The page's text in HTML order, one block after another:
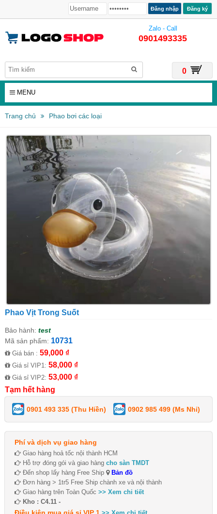
Đăng ký
Zalo - Call
0901493335
0
MENU
Trang chủ Phao bơi các loại
Phao Vịt Trong Suốt
Bảo hành: test
Mã sản phẩm: 10731
Giá bán : 59,000 ₫
Giá sỉ VIP1: 58,000 ₫
Giá sỉ VIP2: 53,000 ₫
Tạm hết hàng
0901 493 335 (Thu Hiền) 0902 985 499 (Ms Nhi)
Phí và dịch vụ giao hàng
Giao hàng hoả tốc nội thành HCM
Hỗ trợ đóng gói và giao hàng cho sàn TMDT
Đến shop lấy hàng Free Ship
Bản đồ
Đơn hàng > 1tr5 Free Ship chành xe và nội thành
Giao hàng trên Toàn Quốc >> Xem chi tiết
Kho : C4.11 -
Điều kiện mua giá sỉ VIP 1